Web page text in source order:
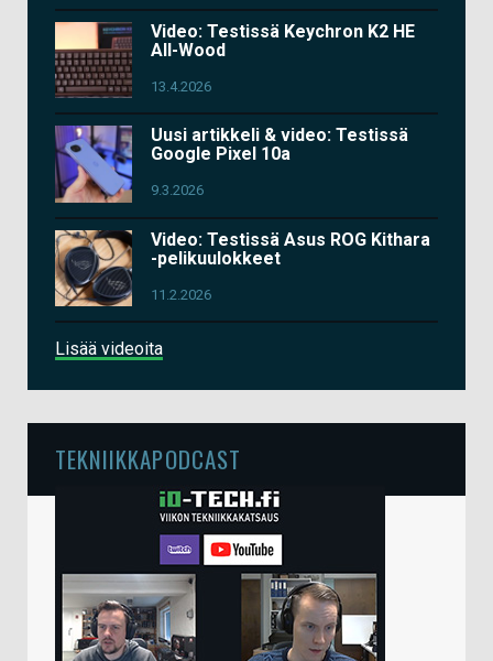
Video: Testissä Keychron K2 HE
All-Wood
13.4.2026
Uusi artikkeli & video: Testissä
Google Pixel 10a
9.3.2026
Video: Testissä Asus ROG Kithara
-pelikuulokkeet
11.2.2026
Lisää videoita
TEKNIIKKAPODCAST